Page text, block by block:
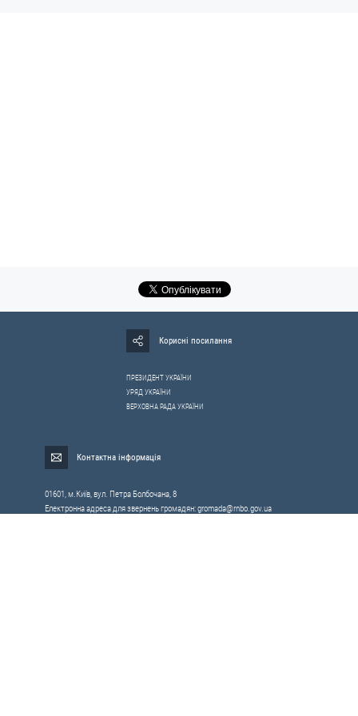
Корисні посилання
ПРЕЗИДЕНТ УКРАЇНИ
УРЯД УКРАЇНИ
ВЕРХОВНА РАДА УКРАЇНИ
Контактна інформація
01601, м.Київ, вул. Петра Болбочана, 8
Електронна адреса для звернень громадян:gromada@rnbo.gov.ua